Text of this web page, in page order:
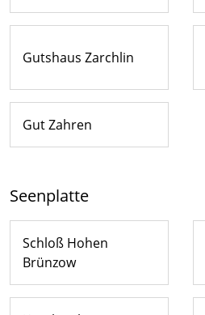
Gutshaus Zarchlin
Gut Zahren
Seenplatte
Schloß Hohen
Brünzow